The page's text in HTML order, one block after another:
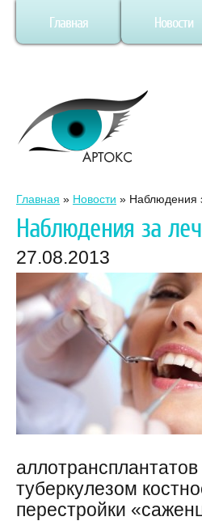
Главная Новости
Главная » Новости » Наблюдения
Наблюдения за
27.08.2013
туберкулезом
перестройки